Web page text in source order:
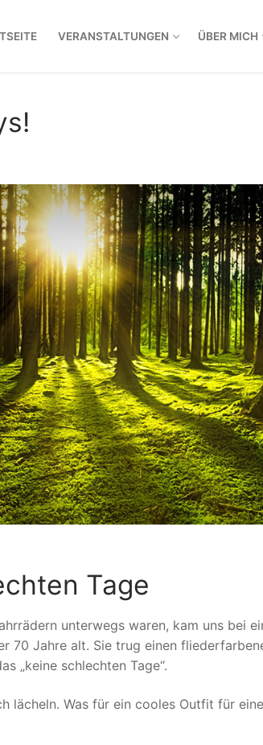
VERANSTALTUNGEN ÜBER MICH
Tage
unterwegs waren, kam uns bei
70 Jahre alt. Sie trug einen
„keine schlechten Tage“.
lächeln. Was für ein cooles Outfit für